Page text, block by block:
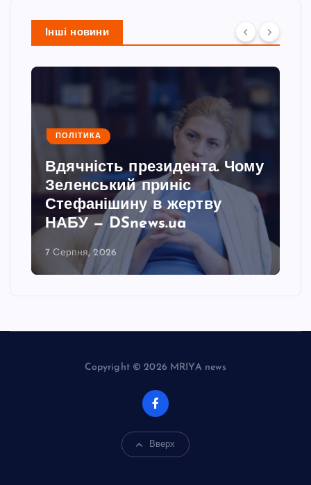
Інші новини
ПОЛІТИКА
Вдячність президента. Чому
Зеленський приніс
Стефанішину в жертву
НАБУ — DSnews.ua
7 Серпня, 2026
Copyright © 2026 MRIYA news
Вверх